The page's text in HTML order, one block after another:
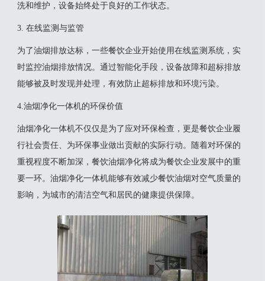
洗和维护，设备始终处于良好的工作状态。
3. 在线监测与监管
为了油烟排放达标，一些餐饮企业开始使用在线监测系统，实
时监控油烟排放情况。通过智能化手段，设备故障和超标排放
能够被及时发现并处理，有效防止超标排放和环境污染。
4.油烟净化一体机的环保价值
油烟净化一体机不仅仅是为了应对环保检查，更是餐饮企业履
行社会责任、为环保事业做出贡献的实际行动。随着对环保的
重视程度不断加深，餐饮油烟净化将成为餐饮企业发展中的重
要一环。油烟净化一体机能够有效减少餐饮油烟对空气质量的
影响，为城市的清洁空气和居民的健康提供保障。